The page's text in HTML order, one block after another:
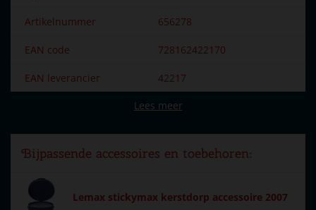
Artikelnummer 656278
EAN code 728162422170
EAN leverancier 42217
Lemax
Dorpsnaam Spooky Town
Locatie ST-P17-T
Soort Mens & dier
Lees meer
Bijpassende accessoires en toebehoren:
Lemax stickymax kerstdorp accessoire 2007